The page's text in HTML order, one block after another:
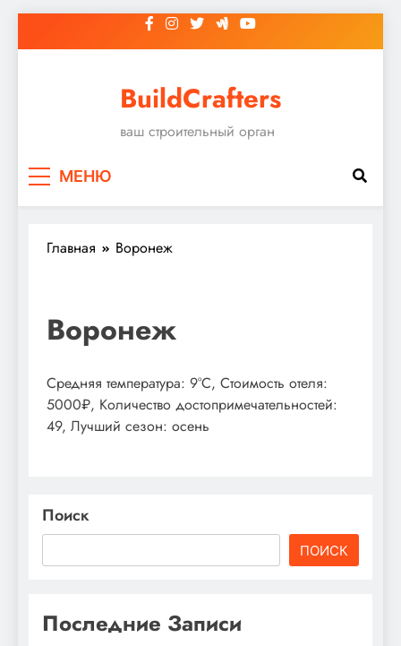
к
BuildCrafters
ваш строительный орган
МЕНЮ
Главная Воронеж
Воронеж
Средняя температура: 9°C, Стоимость отеля:
5000₽, Количество достопримечательностей:
49, Лучший сезон: осень
Поиск
ПОИСК
Последние Записи